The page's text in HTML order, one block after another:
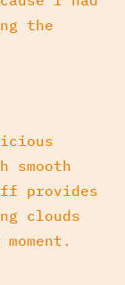
the
smooth
provides
clouds